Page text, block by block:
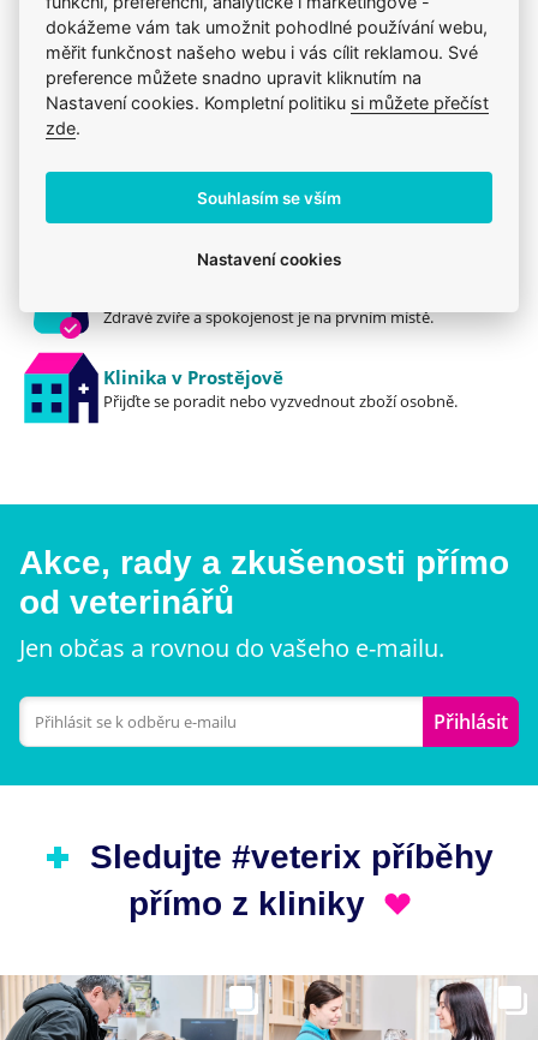
Vždy odborně poradíme
Zdravé zvíře a spokojenost je na prvním místě.
Klinika v Prostějově
Přijďte se poradit nebo vyzvednout zboží osobně.
Akce, rady a zkušenosti přímo
od veterinářů
Jen občas a rovnou do vašeho e-mailu.
Přihlásit
Sledujte #veterix příběhy
přímo z kliniky
dokážeme vám tak umožnit pohodlné používání webu,
měřit funkčnost našeho webu i vás cílit reklamou. Své
preference můžete snadno upravit kliknutím na
Nastavení cookies. Kompletní politiku si můžete přečíst
zde.
Souhlasím se vším
Nastavení cookies